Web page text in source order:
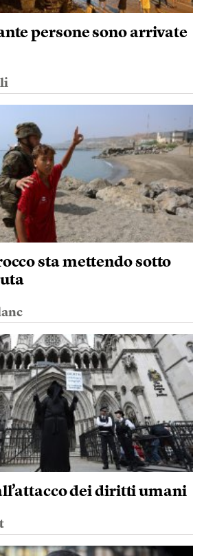
persone sono arrivate
sta mettendo sotto
dei diritti umani